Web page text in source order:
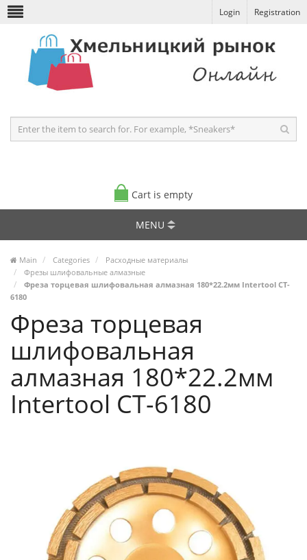
Login Registration
Cart is empty
MENU
Main Categories
Расходные материалы
Фрезы шлифовальные алмазные
Фреза торцевая шлифовальная алмазная 180*22.2мм Intertool CT-
6180
Фреза торцевая
шлифовальная
алмазная 180*22.2мм
Intertool CT-6180